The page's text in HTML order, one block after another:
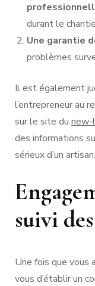
durant le
Une garantie
problèmes
Il est également
l’entrepreneur au
sur le site du new-
des informations
sérieux d’un artisan.
suivi
Une fois que vous
vous d’établir un